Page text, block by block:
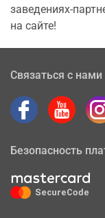
заведениях-
на сайте!
Связаться с нами
Безопасность